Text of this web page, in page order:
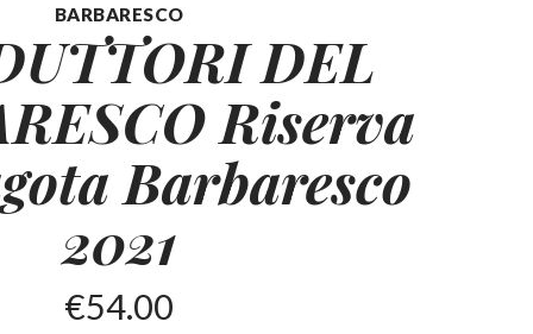
BARBARESCO
DEL
Riserva
Barbaresco
2021
€54.00